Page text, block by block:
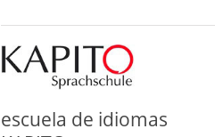
escuela de idiomas